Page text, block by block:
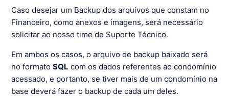
Caso desejar um Backup dos arquivos que constam no
Financeiro, como anexos e imagens, será necessário
solicitar ao nosso time de Suporte Técnico.
Em ambos os casos, o arquivo de backup baixado será
no formatoSQL com os dados referentes ao condomínio
acessado, e portanto, se tiver mais de um condomínio na
base deverá fazer o backup de cada um deles.